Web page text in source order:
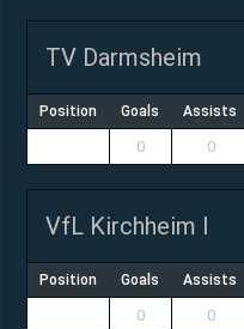
TV Darmsheim
Position Goals Assists
0 0
VfL Kirchheim I
Position Goals Assists
0 0